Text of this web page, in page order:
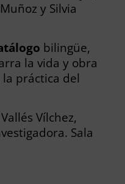
y Silvia
bilingüe,
la vida y obra
práctica del
Vílchez,
Sala